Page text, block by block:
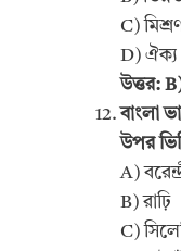
C)
D) ঐক্য
উত্তর:
বাংলা
উপর
A)
B) রাঢ়ি
C)